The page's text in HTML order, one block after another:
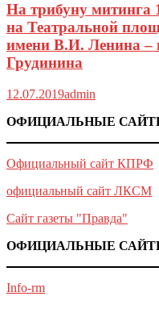
На трибуну митинга
на Театральной
имени В.И. Ленина –
Грудинина
12.07.2019admin
ОФИЦИАЛЬНЫЕ
Официальный сайт КПРФ
официальный сайт ЛКСМ
Сайт газеты "Правда"
ОФИЦИАЛЬНЫЕ
Info-rm